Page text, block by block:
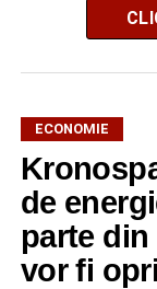
ECONOMIE
de
parte
vor fi